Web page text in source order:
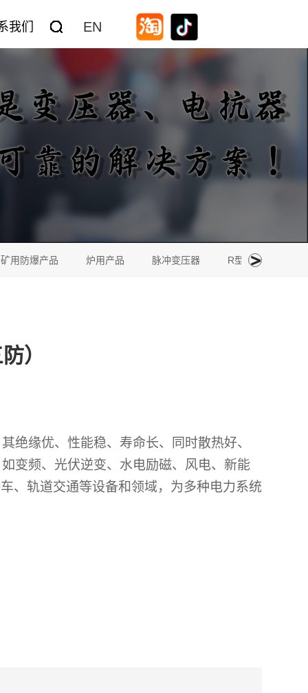
我们 EN
矿用防爆产品 炉用产品 脉冲变压器 R型变压器
）
绝缘优、性能稳、寿命长、同时散热好、
变频、光伏逆变、水电励磁、风电、新能
、轨道交通等设备和领域，为多种电力系统